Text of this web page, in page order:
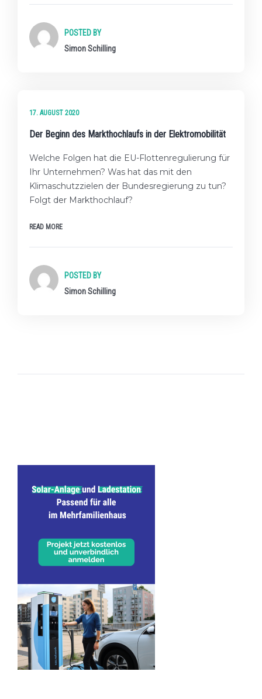
POSTED BY
Simon Schilling
17. AUGUST 2020
Der Beginn des Markthochlaufs in der Elektromobilität
Welche Folgen hat die EU-Flottenregulierung für
Ihr Unternehmen? Was hat das mit den
Klimaschutzzielen der Bundesregierung zu tun?
Folgt der Markthochlauf?
READ MORE
POSTED BY
Simon Schilling